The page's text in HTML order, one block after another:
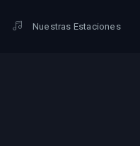
Nuestras Estaciones